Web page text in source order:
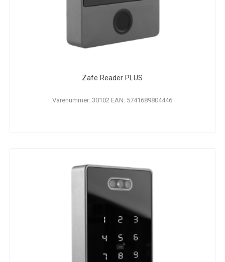
Zafe Reader PLUS
Varenummer: 30102 EAN: 5741689804446